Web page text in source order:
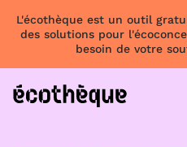
L'écothèque est un outil
des solutions pour
besoin de votre